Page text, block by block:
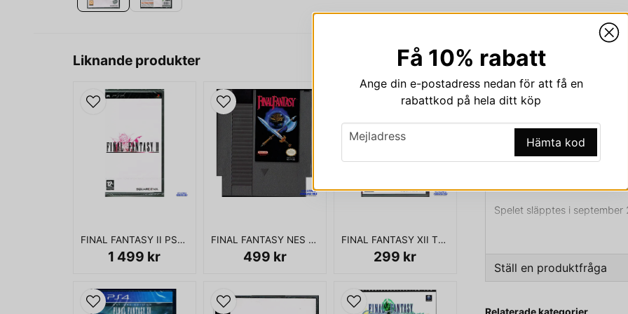
Liknande produkter
FINAL FANTASY II PSP NYTT INPLASTAT
1 499 kr
FINAL FANTASY NES REV-A
499 kr
FINAL FANTASY XII THE ZODIAC AGE SWITCH
299 kr
Beskrivning
Beskrivning av FINAL
FINAL FANTASY XIV
Final Fantasy XIV även
Square Enix. Spelet är den
Spelet släpptes i
2011 var PS3-versionen
början på
kallas Hydaelyn,
släpptes med japanskt,
Ställ en produktfråga
Fråga oss något om
Relaterade kategorier
Få 10% rabatt
Ange din e-postadress nedan för att få en
rabattkod på hela ditt köp
email
Mejladress Hämta kod